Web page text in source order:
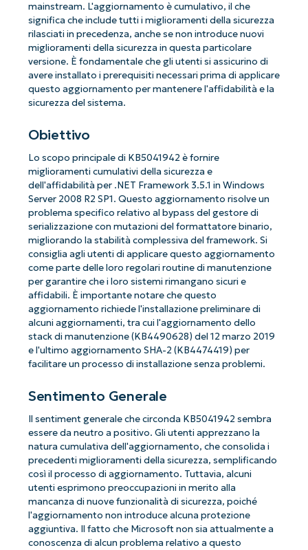
mainstream. L'aggiornamento è cumulativo, il che
significa che include tutti i miglioramenti della sicurezza
rilasciati in precedenza, anche se non introduce nuovi
miglioramenti della sicurezza in questa particolare
versione. È fondamentale che gli utenti si assicurino di
avere installato i prerequisiti necessari prima di applicare
questo aggiornamento per mantenere l'affidabilità e la
sicurezza del sistema.
Obiettivo
Lo scopo principale di KB5041942 è fornire
miglioramenti cumulativi della sicurezza e
dell'affidabilità per .NET Framework 3.5.1 in Windows
Server 2008 R2 SP1. Questo aggiornamento risolve un
problema specifico relativo al bypass del gestore di
serializzazione con mutazioni del formattatore binario,
migliorando la stabilità complessiva del framework. Si
consiglia agli utenti di applicare questo aggiornamento
come parte delle loro regolari routine di manutenzione
per garantire che i loro sistemi rimangano sicuri e
affidabili. È importante notare che questo
aggiornamento richiede l'installazione preliminare di
alcuni aggiornamenti, tra cui l'aggiornamento dello
stack di manutenzione (KB4490628) del 12 marzo 2019
e l'ultimo aggiornamento SHA-2 (KB4474419) per
facilitare un processo di installazione senza problemi.
Sentimento Generale
Il sentiment generale che circonda KB5041942 sembra
essere da neutro a positivo. Gli utenti apprezzano la
natura cumulativa dell'aggiornamento, che consolida i
precedenti miglioramenti della sicurezza, semplificando
così il processo di aggiornamento. Tuttavia, alcuni
utenti esprimono preoccupazioni in merito alla
mancanza di nuove funzionalità di sicurezza, poiché
l'aggiornamento non introduce alcuna protezione
aggiuntiva. Il fatto che Microsoft non sia attualmente a
conoscenza di alcun problema relativo a questo